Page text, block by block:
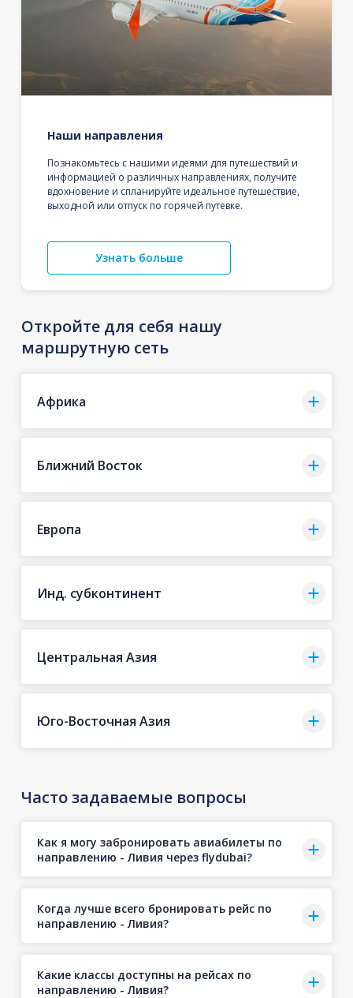
Наши направления
Познакомьтесь с нашими идеями для путешествий и
информацией о различных направлениях, получите
вдохновение и спланируйте идеальное путешествие,
выходной или отпуск по горячей путевке.
Узнать больше
Откройте для себя нашу
маршрутную сеть
Африка
Ближний Восток
Европа
Инд. субконтинент
Центральная Азия
Юго-Восточная Азия
Часто задаваемые вопросы
Как я могу забронировать авиабилеты по
направлению - Ливия через flydubai?
Когда лучше всего бронировать рейс по
направлению - Ливия?
Какие классы доступны на рейсах по
направлению - Ливия?